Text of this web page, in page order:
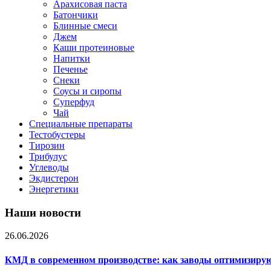
Арахисовая паста
Батончики
Блинные смеси
Джем
Каши протеиновые
Напитки
Печенье
Снеки
Соусы и сиропы
Суперфуд
Чай
Специальные препараты
Тестобустеры
Тирозин
Трибулус
Углеводы
Экдистерон
Энергетики
Наши новости
26.06.2026
КМД в современном производстве: как заводы